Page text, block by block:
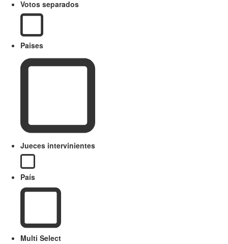
Votos separados
Paises
Jueces intervinientes
País
Multi Select